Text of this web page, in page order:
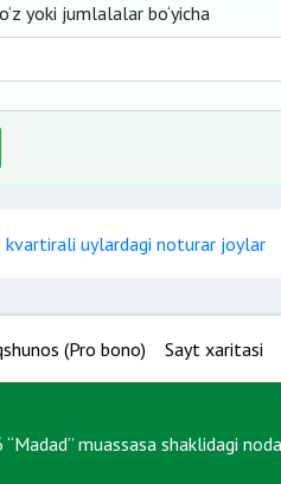
yoki jumlalalar bo‘yicha
kvartirali uylardagi noturar joylar
(Pro bono) Sayt xaritasi
muassasa shaklidagi